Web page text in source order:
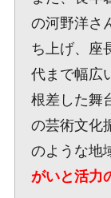
の河野洋さ
ち上げ、座
代まで幅広
根差した舞
の芸術文化
のような地
がいと活力